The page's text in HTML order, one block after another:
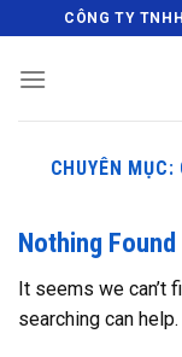
content
CÔNG TY
CHUYÊN MỤC:
Nothing Found
It seems we can’t
searching can help.